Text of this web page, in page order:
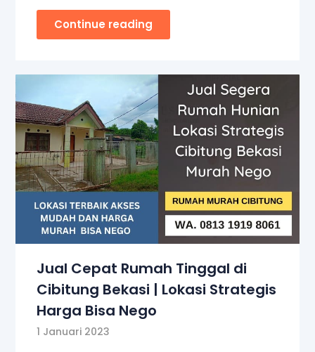
Continue reading
Jual Cepat Rumah Tinggal di
Cibitung Bekasi | Lokasi Strategis
Harga Bisa Nego
1 Januari 2023